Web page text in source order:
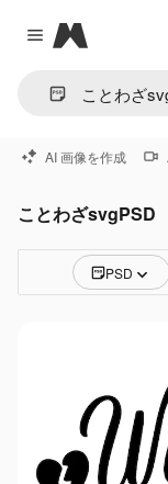
Close menu
Magnific
AI 画像を作成
ことわざsvgPSD
PSD